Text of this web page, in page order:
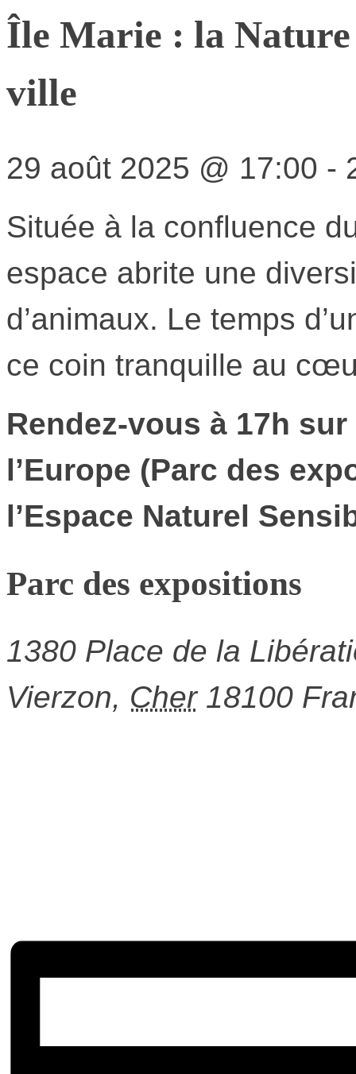
Île Marie : la Nature
ville
29 août 2025 @ 17:00 -
Située à la confluence
espace abrite une
d’animaux. Le temps
ce coin tranquille au
Rendez-vous à 17h
l’Europe (Parc des
l’Espace Naturel
Parc des expositions
1380 Place de la
Vierzon, Cher 18100